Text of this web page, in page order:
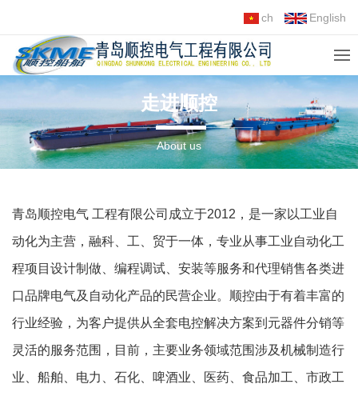
ch English
走进顺控
About us
青岛顺控电气 工程有限公司成立于2012，是一家以工业自
动化为主营，融科、工、贸于一体，专业从事工业自动化工
程项目设计制做、编程调试、安装等服务和代理销售各类进
口品牌电气及自动化产品的民营企业。顺控由于有着丰富的
行业经验，为客户提供从全套电控解决方案到元器件分销等
灵活的服务范围，目前，主要业务领域范围涉及机械制造行
业、船舶、电力、石化、啤酒业、医药、食品加工、市政工